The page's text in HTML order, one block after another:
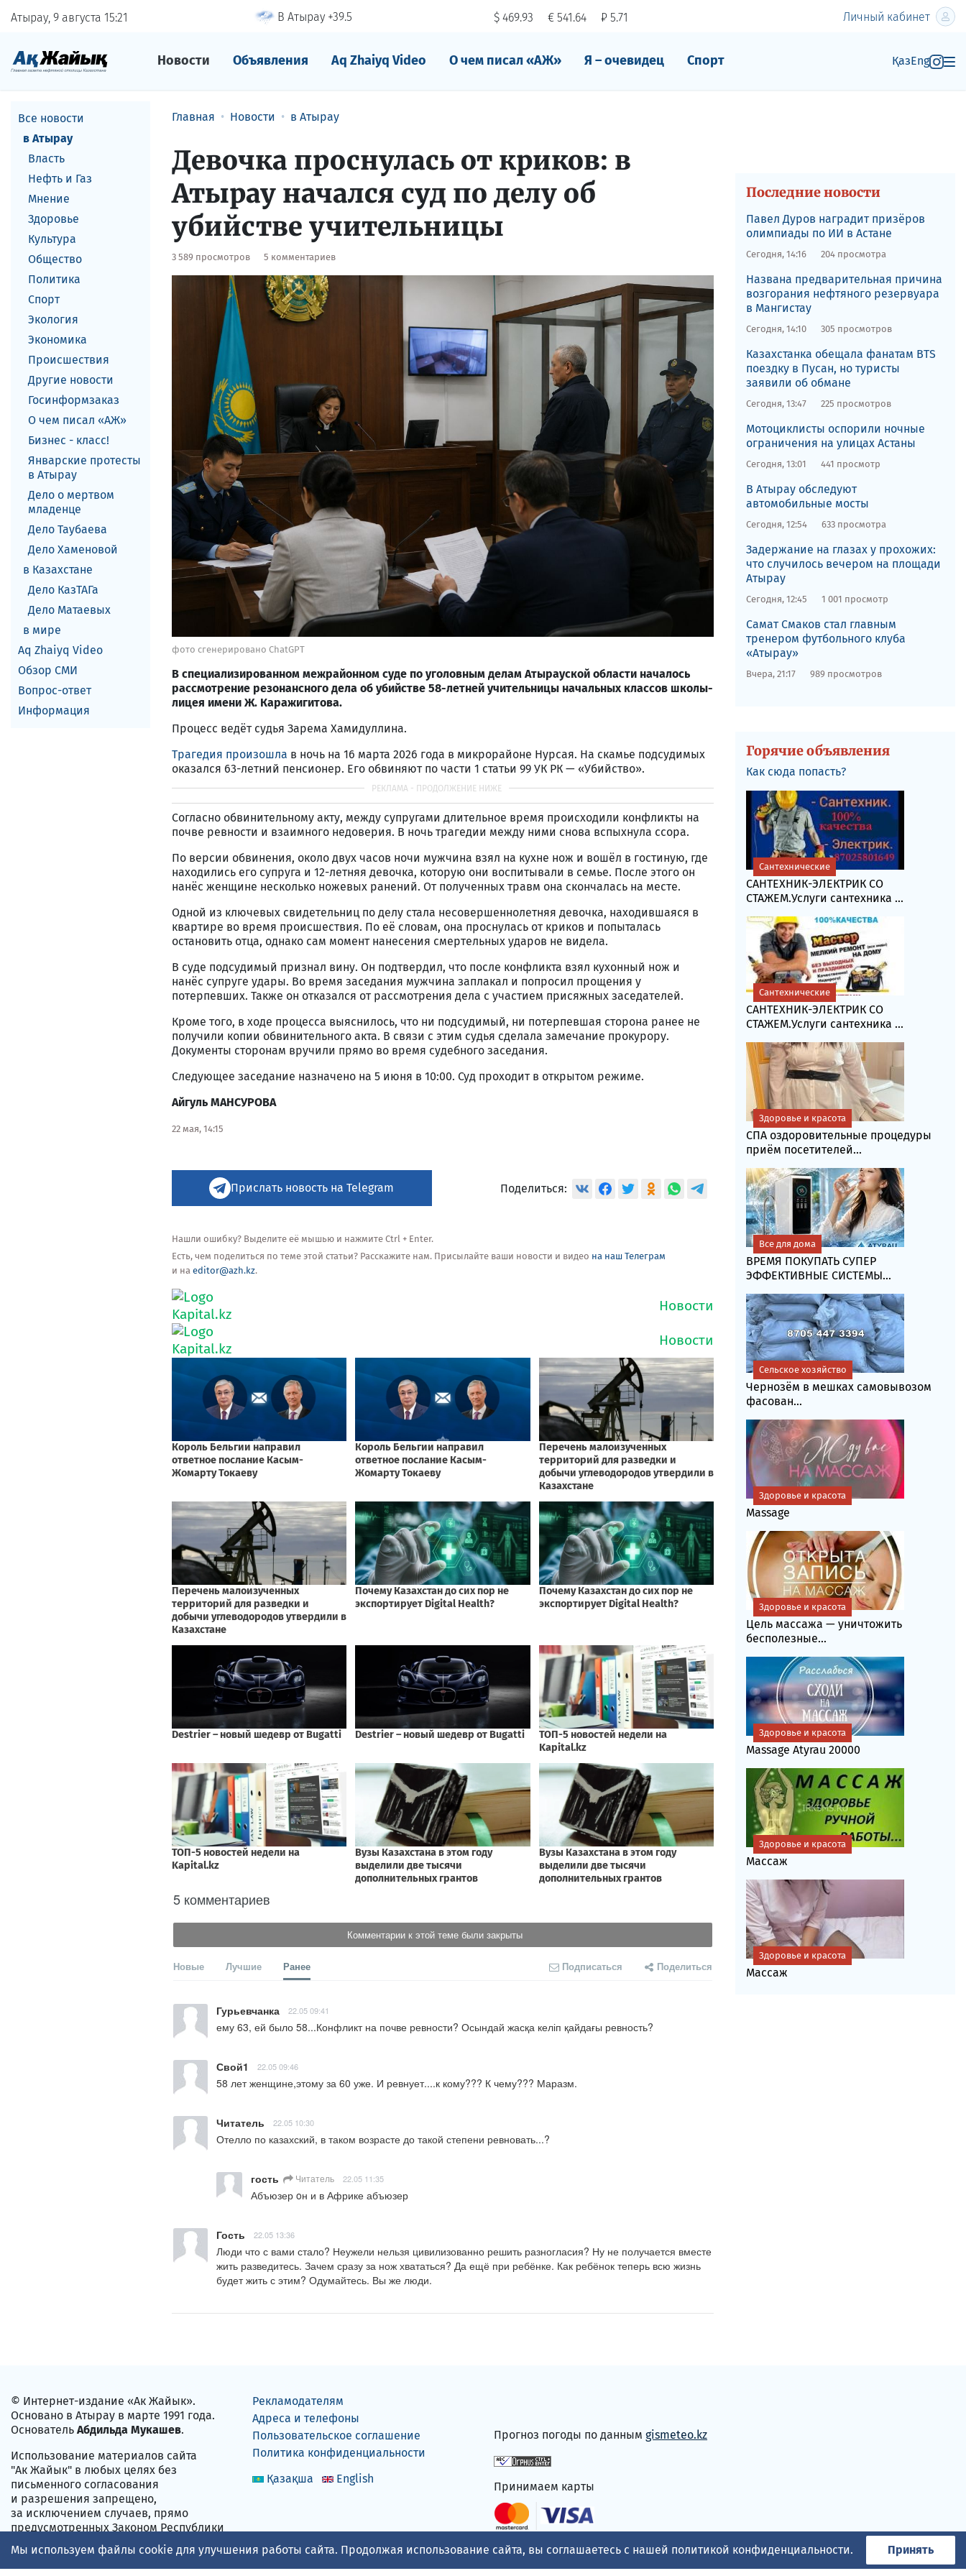
Атырау, 9 августа 15 21 В Атырау +39.5 $ 469.93 € 541.64 ₽ 5.71 Личный кабинет
Новости Объявления Aq Zhaiyq Video О чем писал «АЖ» Я – очевидец Спорт ҚазEng
Все новости
в Атырау
Власть
Нефть и Газ
Мнение
Здоровье
Культура
Общество
Политика
Спорт
Экология
Экономика
Происшествия
Другие новости
Госинформзаказ
О чем писал «АЖ»
Бизнес - класс!
Январские протесты
в Атырау
Дело о мертвом
младенце
Дело Таубаева
Дело Хаменовой
в Казахстане
Дело КазТАГа
Дело Матаевых
в мире
Aq Zhaiyq Video
Обзор СМИ
Вопрос-ответ
Информация
Главная Новости в Атырау
Девочка проснулась от криков: в
Атырау начался суд по делу об
убийстве учительницы
3 589 просмотров 5 комментариев
фото сгенерировано ChatGPT
В специализированном межрайонном суде по уголовным делам Атырауской области началось
рассмотрение резонансного дела об убийстве 58-летней учительницы начальных классов школы-
лицея имени Ж. Каражигитова.
Процесс ведёт судья Зарема Хамидуллина.
Трагедия произошла в ночь на 16 марта 2026 года в микрорайоне Нурсая. На скамье подсудимых
оказался 63-летний пенсионер. Его обвиняют по части 1 статьи 99 УК РК — «Убийство».
Согласно обвинительному акту, между супругами длительное время происходили конфликты на
почве ревности и взаимного недоверия. В ночь трагедии между ними снова вспыхнула ссора.
По версии обвинения, около двух часов ночи мужчина взял на кухне нож и вошёл в гостиную, где
находились его супруга и 12-летняя девочка, которую они воспитывали в семье. После этого он
нанёс женщине несколько ножевых ранений. От полученных травм она скончалась на месте.
Одной из ключевых свидетельниц по делу стала несовершеннолетняя девочка, находившаяся в
квартире во время происшествия. По её словам, она проснулась от криков и попыталась
остановить отца, однако сам момент нанесения смертельных ударов не видела.
В суде подсудимый признал вину. Он подтвердил, что после конфликта взял кухонный нож и
нанёс супруге удары. Во время заседания мужчина заплакал и попросил прощения у
потерпевших. Также он отказался от рассмотрения дела с участием присяжных заседателей.
Кроме того, в ходе процесса выяснилось, что ни подсудимый, ни потерпевшая сторона ранее не
получили копии обвинительного акта. В связи с этим судья сделала замечание прокурору.
Документы сторонам вручили прямо во время судебного заседания.
Следующее заседание назначено на 5 июня в 10:00. Суд проходит в открытом режиме.
Айгуль МАНСУРОВА
22 мая, 14:15
Прислать новость на Telegram Поделиться:
Нашли ошибку? Выделите её мышью и нажмите Ctrl + Enter.
Есть, чем поделиться по теме этой статьи? Расскажите нам. Присылайте ваши новости и видео на наш Телеграм
и на editor@azh.kz.
5 комментариев
Комментарии к этой теме были закрыты
Новые Лучшие Ранее Подписаться Поделиться
Гурьевчанка 22.05 09:41
ему 63, ей было 58...Конфликт на почве ревности? Осындай жасқа келіп қайдағы ревность?
Свой1 22.05 09:46
58 лет женщине,этому за 60 уже. И ревнует....к кому??? К чему??? Маразм.
Читатель 22.05 10:30
Отелло по казахский, в таком возрасте до такой степени ревновать...?
гость Читатель 22.05 11:35
Абъюзер oн и в Африке абъюзер
Гость 22.05 13:36
Люди что с вами стало? Неужели нельзя цивилизованно решить разногласия? Ну не получается вместе
жить разведитесь. Зачем сразу за нож хвататься? Да ещё при ребёнке. Как ребёнок теперь всю жизнь
будет жить с этим? Одумайтесь. Вы же люди.
Последние новости
Павел Дуров наградит призёров
олимпиады по ИИ в Астане
Сегодня, 14:16 204 просмотра
Названа предварительная причина
возгорания нефтяного резервуара
в Мангистау
Сегодня, 14:10 305 просмотров
Казахстанка обещала фанатам BTS
поездку в Пусан, но туристы
заявили об обмане
Сегодня, 13:47 225 просмотров
Мотоциклисты оспорили ночные
ограничения на улицах Астаны
Сегодня, 13:01 441 просмотр
​​В Атырау обследуют
автомобильные мосты
Сегодня, 12:54 633 просмотра
​Задержание на глазах у прохожих:
что случилось вечером на площади
Атырау
Сегодня, 12:45 1 001 просмотр
Самат Смаков стал главным
тренером футбольного клуба
«Атырау»
Вчера, 21:17 989 просмотров
Горячие объявления
Как сюда попасть?
САНТЕХНИК-ЭЛЕКТРИК СО
СТАЖЕМ.Услуги сантехника ...
Сантехнические
САНТЕХНИК-ЭЛЕКТРИК СО
СТАЖЕМ.Услуги сантехника ...
Сантехнические
СПА оздоровительные процедуры
приём посетителей...
Здоровье и красота
ВРЕМЯ ПОКУПАТЬ СУПЕР
ЭФФЕКТИВНЫЕ СИСТЕМЫ...
Все для дома
Чернозём в мешках самовывозом
фасoван...
Сельское хозяйство
Massage
Здоровье и красота
Цель массажа — уничтожить
бесполезные...
Здоровье и красота
Massage Atyrau 20000
Здоровье и красота
Массаж
Здоровье и красота
Массаж
Здоровье и красота
© Интернет-издание «Ак Жайык».
Основано в Атырау в марте 1991 года.
Основатель Абдильда Мукашев.
Использование материалов сайта
"Ак Жайык" в любых целях без
письменного согласования
и разрешения запрещено,
за исключением случаев, прямо
предусмотренных Законом Республики
Казахстан «Об авторском праве
и смежных правах» от 10.06.1996 года
№ 6-1.
Рекламодателям
Адреса и телефоны
Пользовательское соглашение
Политика конфиденциальности
Қазақша
English
Прогноз погоды по данным gismeteo.kz
Принимаем карты
Мы используем файлы cookie для улучшения работы сайта. Продолжая использование сайта, вы соглашаетесь с нашей политикой конфиденциальности. Принять